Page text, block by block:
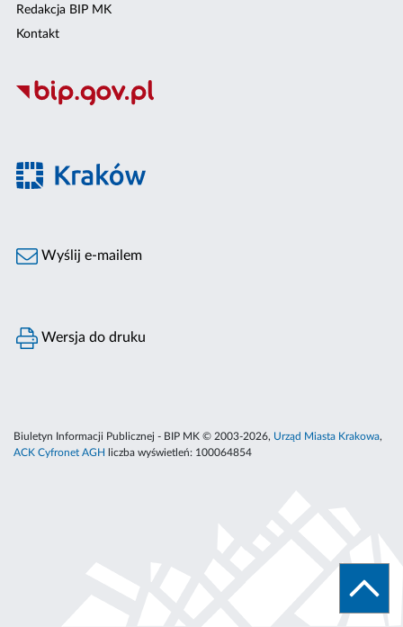
Redakcja BIP MK
Kontakt
Wyślij e-mailem
Wersja do druku
Biuletyn Informacji Publicznej - BIP MK © 2003-2026, Urząd Miasta Krakowa,
ACK Cyfronet AGH
liczba wyświetleń: 100064854